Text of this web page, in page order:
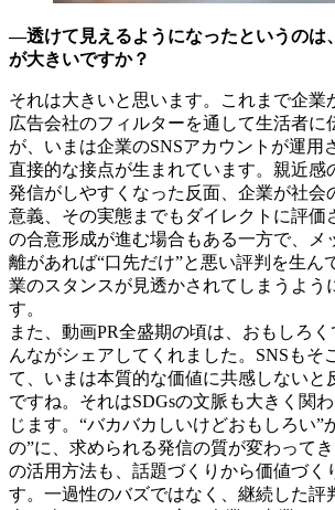
―透けて見えるようになったというのは
が大きいですか？
それは大きいと思います。これまで企業
広告会社のフィルターを通して生活者に
が、いまは企業のSNSアカウントが運用
直接的な接点が生まれています。親近感
発信がしやすくなった反面、企業が社会
意義、その実態までもダイレクトに評価
の合意形成が進む場合もある一方で、メ
離があれば“口先だけ”と悪い評判を生ん
業のスタンスが見透かされてしまうよう
す。
また、動画PR全盛期の頃は、おもしろ
んながシェアしてくれました。SNSもそ
て、いまは本質的な価値に共感しないと
ですね。それはSDGsの文脈も大きく関
じます。“バカバカしいけどおもしろい”
の”に、求められる発信の質が変わって
の活用方法も、話題づくりから価値づく
す。一過性のバズではなく、継続した評